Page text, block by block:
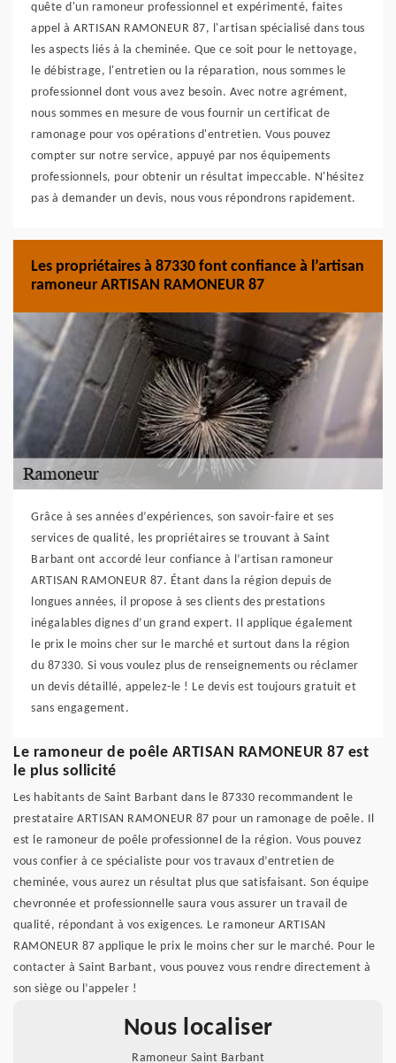
quête d'un ramoneur professionnel et expérimenté, faites
appel à ARTISAN RAMONEUR 87, l'artisan spécialisé dans tous
les aspects liés à la cheminée. Que ce soit pour le nettoyage,
le débistrage, l'entretien ou la réparation, nous sommes le
professionnel dont vous avez besoin. Avec notre agrément,
nous sommes en mesure de vous fournir un certificat de
ramonage pour vos opérations d'entretien. Vous pouvez
compter sur notre service, appuyé par nos équipements
professionnels, pour obtenir un résultat impeccable. N'hésitez
pas à demander un devis, nous vous répondrons rapidement.
Les propriétaires à 87330 font confiance à l’artisan
ramoneur ARTISAN RAMONEUR 87
Grâce à ses années d’expériences, son savoir-faire et ses
services de qualité, les propriétaires se trouvant à Saint
Barbant ont accordé leur confiance à l’artisan ramoneur
ARTISAN RAMONEUR 87. Étant dans la région depuis de
longues années, il propose à ses clients des prestations
inégalables dignes d’un grand expert. Il applique également
le prix le moins cher sur le marché et surtout dans la région
du 87330. Si vous voulez plus de renseignements ou réclamer
un devis détaillé, appelez-le ! Le devis est toujours gratuit et
sans engagement.
Le ramoneur de poêle ARTISAN RAMONEUR 87 est
le plus sollicité
Les habitants de Saint Barbant dans le 87330 recommandent le
prestataire ARTISAN RAMONEUR 87 pour un ramonage de poêle. Il
est le ramoneur de poêle professionnel de la région. Vous pouvez
vous confier à ce spécialiste pour vos travaux d’entretien de
cheminée, vous aurez un résultat plus que satisfaisant. Son équipe
chevronnée et professionnelle saura vous assurer un travail de
qualité, répondant à vos exigences. Le ramoneur ARTISAN
RAMONEUR 87 applique le prix le moins cher sur le marché. Pour le
contacter à Saint Barbant, vous pouvez vous rendre directement à
son siège ou l’appeler !
Nous localiser
Ramoneur Saint Barbant